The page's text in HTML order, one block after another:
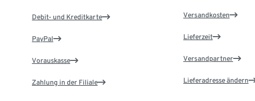
Debit- und Kreditkarte
PayPal
Vorauskasse
Zahlung in der Filiale
Versandkosten
Lieferzeit
Versandpartner
Lieferadresse ändern